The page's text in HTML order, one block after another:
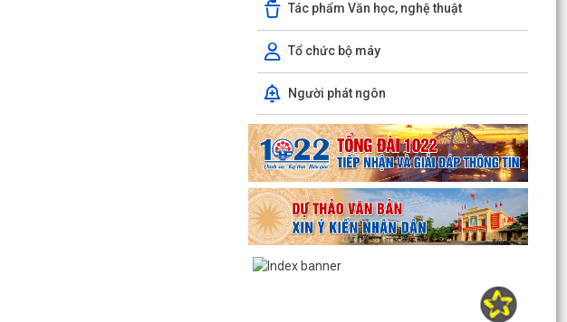
Tác phẩm Văn học, nghệ thuật
Tổ chức bộ máy
Người phát ngôn